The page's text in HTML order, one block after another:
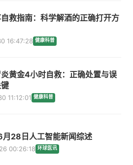
救指南：科学解酒的正确打开方
16:47:28 健康科普
黄金4小时自救：正确处置与误
11:12:01 健康科普
28日人工智能新闻综述
00:26:18 环球医讯